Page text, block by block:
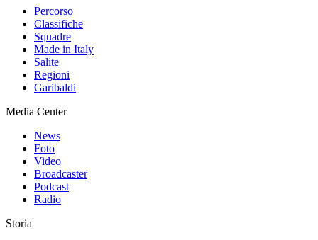
Percorso
Classifiche
Squadre
Made in Italy
Salite
Regioni
Garibaldi
Media Center
News
Foto
Video
Broadcaster
Podcast
Radio
Storia